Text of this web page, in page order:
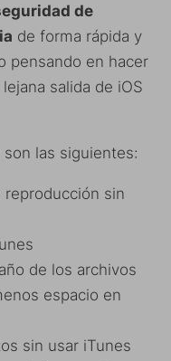
de
de forma rápida y
pensando en hacer
salida de iOS
las siguientes:
reproducción sin
de los archivos
espacio en
sin usar iTunes